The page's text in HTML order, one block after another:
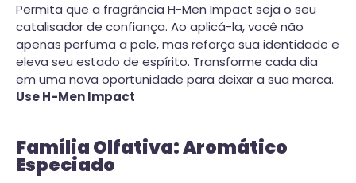
Permita que a fragrância H-Men Impact seja o seu
catalisador de confiança. Ao aplicá-la, você não
apenas perfuma a pele, mas reforça sua identidade e
eleva seu estado de espírito. Transforme cada dia
em uma nova oportunidade para deixar a sua marca.
Use H-Men Impact
Família Olfativa: Aromático
Especiado